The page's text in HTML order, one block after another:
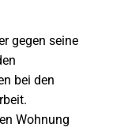
gegen seine
bei den
Wohnung